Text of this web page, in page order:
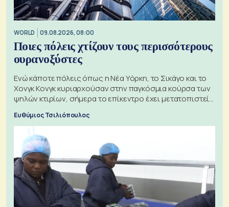
WORLD 09.08.2026, 08:00
Ποιες πόλεις χτίζουν τους περισσότερους
ουρανοξύστες
Ενώ κάποτε πόλεις όπως η Νέα Υόρκη, το Σικάγο και το
Χονγκ Κονγκ κυριαρχούσαν στην παγκόσμια κούρσα των
ψηλών κτιρίων, σήμερα το επίκεντρο έχει μετατοπιστεί
Ευθύμιος Τσιλιόπουλος